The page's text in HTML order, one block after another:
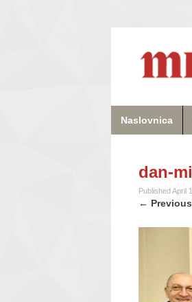
Naslovnica
dan-
Published April
← Previous